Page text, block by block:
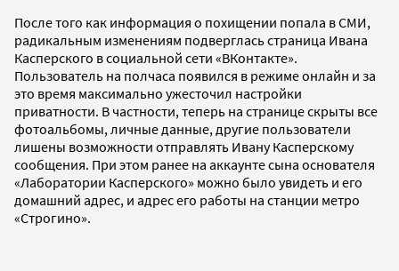
После того как информация о похищении попала в СМИ,
радикальным изменениям подверглась страница Ивана
Касперского в социальной сети «ВКонтакте».
Пользователь на полчаса появился в режиме онлайн и за
это время максимально ужесточил настройки
приватности. В частности, теперь на странице скрыты все
фотоальбомы, личные данные, другие пользователи
лишены возможности отправлять Ивану Касперскому
сообщения. При этом ранее на аккаунте сына основателя
«Лаборатории Касперского» можно было увидеть и его
домашний адрес, и адрес его работы на станции метро
«Строгино».